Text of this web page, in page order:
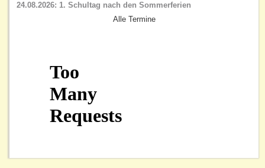
24.08.2026: 1. Schultag nach den Sommerferien
Alle Termine